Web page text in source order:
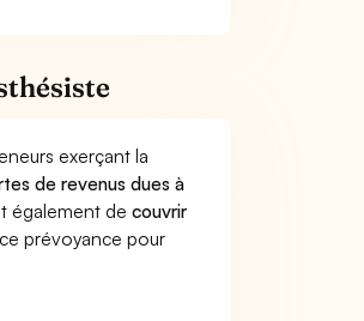
exerçant la
de revenus dues à
également decouvrir
prévoyance pour